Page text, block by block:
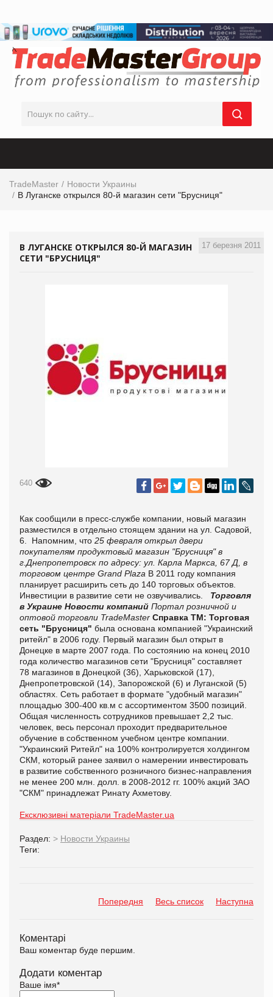
TradeMaster
Новости Украины
В Луганске открылся 80-й магазин сети "Брусниця"
17 березня 2011
В ЛУГАНСКЕ ОТКРЫЛСЯ 80-Й МАГАЗИН
СЕТИ "БРУСНИЦЯ"
640
Как сообщили в пресс-службе компании, новый магазин
разместился в отдельно стоящем здании на ул. Садовой,
6.
Напомним, что 25 февраля открыл двери
покупателям продуктовый магазин "Брусниця" в
г.Днепропетровск по адресу: ул. Карла Маркса, 67 Д, в
торговом центре Grand Plaza В 2011 году компания
планирует расширить сеть до 140 торговых объектов.
Инвестиции в развитие сети не озвучивались.
Торговля
в Украине Новости компаний Портал розничной и
оптовой торговли TradeMaster Справка ТМ: Торговая
сеть "Брусниця" была основана компанией "Украинский
ритейл" в 2006 году. Первый магазин был открыт в
Донецке в марте 2007 года. По состоянию на конец 2010
года количество магазинов сети "Брусниця" составляет
78 магазинов в Донецкой (36), Харьковской (17),
Днепропетровской (14), Запорожской (6) и Луганской (5)
областях. Сеть работает в формате "удобный магазин"
площадью 300-400 кв.м с ассортиментом 3500 позиций.
Общая численность сотрудников превышает 2,2 тыс.
человек, весь персонал проходит предварительное
обучение в собственном учебном центре компании.
"Украинский Ритейл" на 100% контролируется холдингом
СКМ, который ранее заявил о намерении инвестировать
в развитие собственного розничного бизнес-направления
не менее 200 млн. долл. в 2008-2012 гг. 100% акций ЗАО
"СКМ" принадлежат Ринату Ахметову.
Ексклюзивні матеріали TradeMaster.ua
Раздел: > Новости Украины
Теги:
Попередня Весь список Наступна
Коментарі
Ваш коментар буде першим.
Додати коментар
Ваше імя*